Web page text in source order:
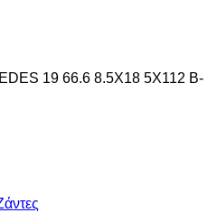
19 66.6 8.5X18 5X112 B-